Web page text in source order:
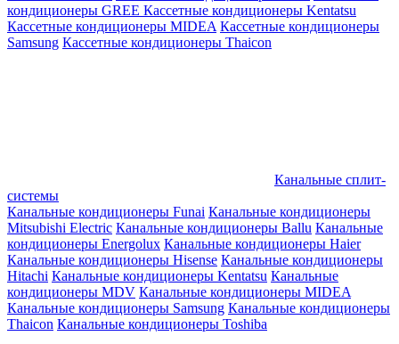
кондиционеры GREE Кассетные кондиционеры Kentatsu
Кассетные кондиционеры MIDEA Кассетные кондиционеры
Samsung Кассетные кондиционеры Thaicon
Канальные сплит-
системы
Канальные кондиционеры Funai Канальные кондиционеры
Mitsubishi Electric Канальные кондиционеры Ballu Канальные
кондиционеры Energolux Канальные кондиционеры Haier
Канальные кондиционеры Hisense Канальные кондиционеры
Hitachi Канальные кондиционеры Kentatsu Канальные
кондиционеры MDV Канальные кондиционеры MIDEA
Канальные кондиционеры Samsung Канальные кондиционеры
Thaicon Канальные кондиционеры Toshiba